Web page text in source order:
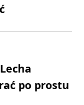
po prostu